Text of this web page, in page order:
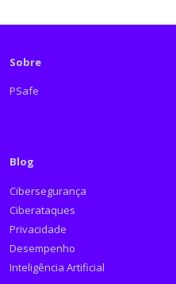
Sobre
PSafe
Blog
Cibersegurança
Ciberataques
Privacidade
Desempenho
Inteligência Artificial